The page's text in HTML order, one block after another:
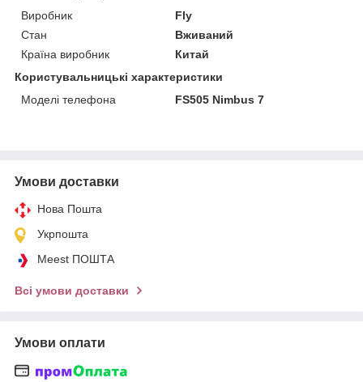
Виробник
Fly
Стан
Вживаний
Країна виробник
Китай
Користувальницькі характеристики
Моделі телефона
FS505 Nimbus 7
Умови доставки
Нова Пошта
Укрпошта
Meest ПОШТА
Всі умови доставки
Умови оплати